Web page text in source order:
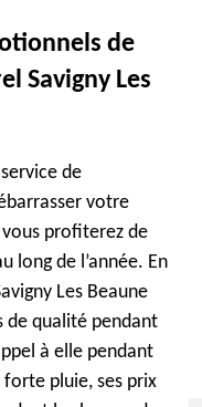
de
Savigny Les
de
votre
profiterez de
long de l’année. En
Les Beaune
de qualité pendant
à elle pendant
pluie, ses prix